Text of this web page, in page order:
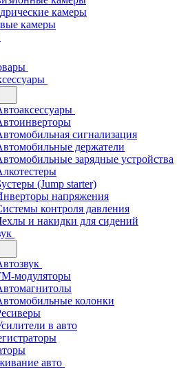
камеры
камеры
сигнализация
держатели
зарядные устройства
(Jump starter)
напряжения
контроля давления
и накидки для сидений
модуляторы
колонки
в авто
авто